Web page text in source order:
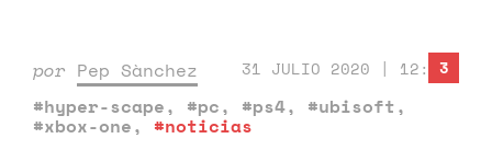
por Pep Sànchez 31 JULIO 2020 | 12:00
#hyper-scape, #pc, #ps4, #ubisoft,
#xbox-one, #noticias
3